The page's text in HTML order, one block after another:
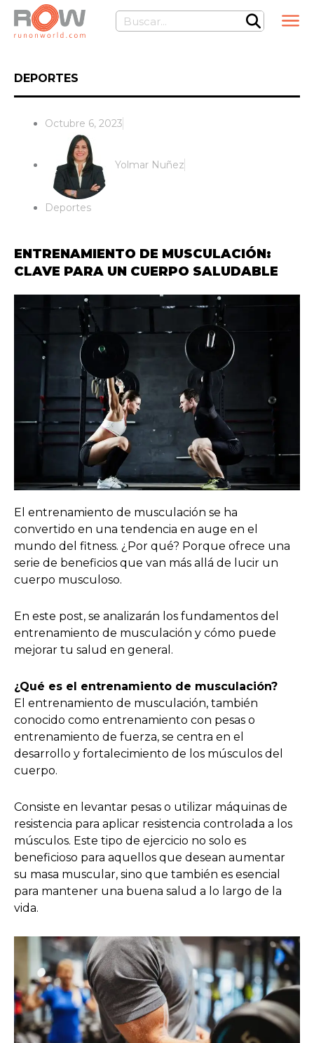
contenido
Buscar
DEPORTES
Octubre 6, 2023
Yolmar Nuñez
Deportes
ENTRENAMIENTO DE MUSCULACIÓN:
CLAVE PARA UN CUERPO SALUDABLE
El entrenamiento de musculación se ha
convertido en una tendencia en auge en el
mundo del fitness. ¿Por qué? Porque ofrece una
serie de beneficios que van más allá de lucir un
cuerpo musculoso.
En este post, se analizarán los fundamentos del
entrenamiento de musculación y cómo puede
mejorar tu salud en general.
¿Qué es el entrenamiento de musculación?
El entrenamiento de musculación, también
conocido como entrenamiento con pesas o
entrenamiento de fuerza, se centra en el
desarrollo y fortalecimiento de los músculos del
cuerpo.
Consiste en levantar pesas o utilizar máquinas de
resistencia para aplicar resistencia controlada a los
músculos. Este tipo de ejercicio no solo es
beneficioso para aquellos que desean aumentar
su masa muscular, sino que también es esencial
para mantener una buena salud a lo largo de la
vida.